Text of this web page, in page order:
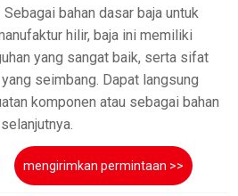
bahan dasar baja untuk
hilir, baja ini memiliki
yang sangat baik, serta sifat
seimbang. Dapat langsung
komponen atau sebagai bahan
mengirimkan permintaan >>